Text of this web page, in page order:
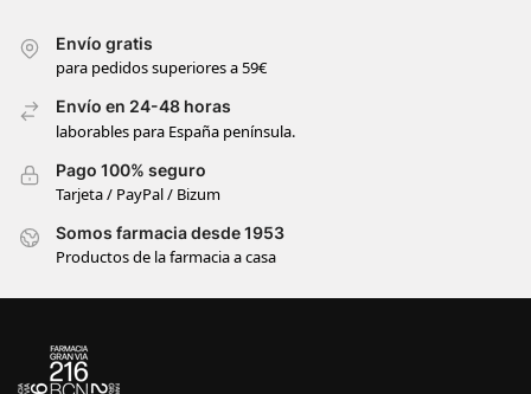
Envío gratis
para pedidos superiores a 59€
Envío en 24-48 horas
laborables para España península.
Pago 100% seguro
Tarjeta / PayPal / Bizum
Somos farmacia desde 1953
Productos de la farmacia a casa